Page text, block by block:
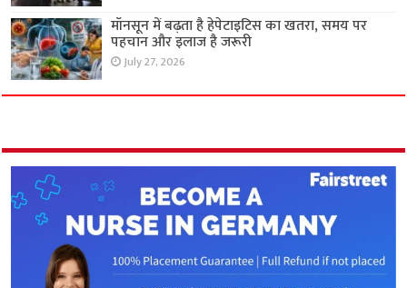
मॉनसून में बढ़ता है हेपेटाइटिस का खतरा, समय पर
पहचान और इलाज है जरूरी
July 27, 2026